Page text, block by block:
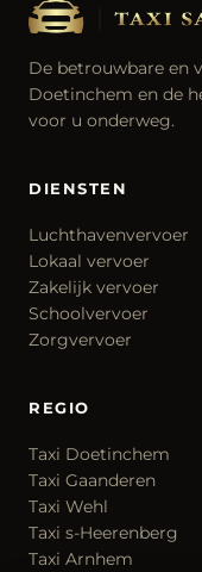
De betrouwbare en
Doetinchem en de
voor u onderweg.
DIENSTEN
Luchthavenvervoer
Lokaal vervoer
Zakelijk vervoer
Schoolvervoer
Zorgvervoer
REGIO
Taxi Doetinchem
Taxi Gaanderen
Taxi Wehl
Taxi s-Heerenberg
Taxi Arnhem